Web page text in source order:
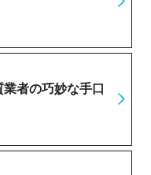
者の巧妙な手口